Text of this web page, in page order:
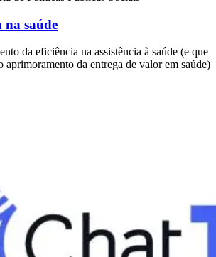
na saúde
da eficiência na assistência à saúde (e que
aprimoramento da entrega de valor em saúde)